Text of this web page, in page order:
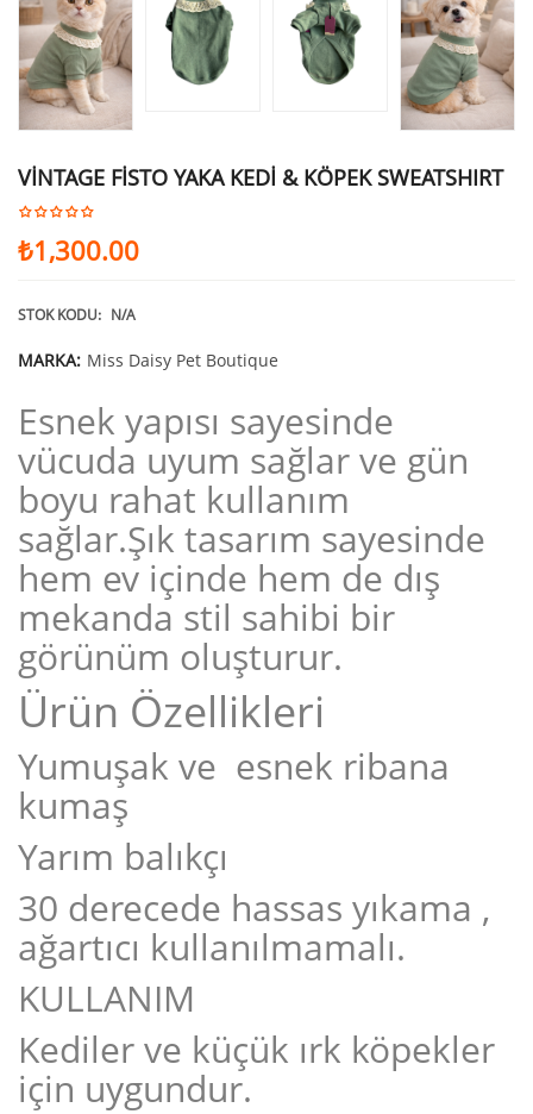
VİNTAGE FİSTO YAKA KEDİ & KÖPEK SWEATSHIRT
₺1,300.00
STOK KODU: N/A
MARKA: Miss Daisy Pet Boutique
Esnek yapısı sayesinde
vücuda uyum sağlar ve gün
boyu rahat kullanım
sağlar.Şık tasarım sayesinde
hem ev içinde hem de dış
mekanda stil sahibi bir
görünüm oluşturur.
Ürün Özellikleri
Yumuşak ve esnek ribana
kumaş
Yarım balıkçı
30 derecede hassas yıkama ,
ağartıcı kullanılmamalı.
KULLANIM
Kediler ve küçük ırk köpekler
için uygundur.